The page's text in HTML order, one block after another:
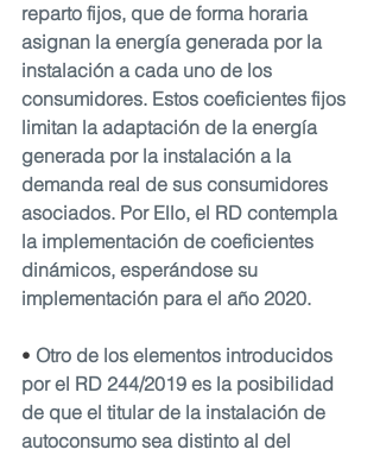
reparto fijos, que de forma horaria
asignan la energía generada por la
instalación a cada uno de los
consumidores. Estos coeficientes fijos
limitan la adaptación de la energía
generada por la instalación a la
demanda real de sus consumidores
asociados. Por Ello, el RD contempla
la implementación de coeficientes
dinámicos, esperándose su
implementación para el año 2020.
• Otro de los elementos introducidos
por el RD 244/2019 es la posibilidad
de que el titular de la instalación de
autoconsumo sea distinto al del